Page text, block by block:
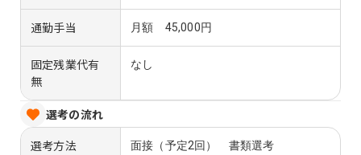
通勤手当 月額 45,000円
固定残業代有
無
なし
選考の流れ
選考方法
面接（予定2回） 書類選考